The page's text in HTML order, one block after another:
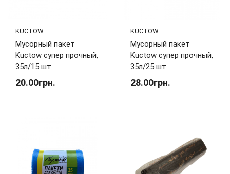
KUCTOW
Мусорный пакет
Kuctow супер прочный,
35л/15 шт.
20.00грн.
KUCTOW
Мусорный пакет
Kuctow супер прочный,
35л/25 шт.
28.00грн.